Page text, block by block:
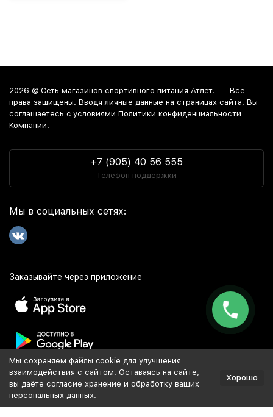
2026 © Сеть магазинов спортивного питания Атлет. — Все
права защищены. Вводя личные данные на страницах сайта, Вы
соглашаетесь c условиями Политики конфиденциальности
Компании.
+7 (905) 40 56 555
Телефон поддержки
Мы в социальных сетях:
Заказывайте через приложение
Популярное
Мы сохраняем файлы cookie для улучшения
взаимодействия с сайтом. Оставаясь на сайте,
вы даёте согласие хранение и обработку ваших
персональных данных.
Хорошо